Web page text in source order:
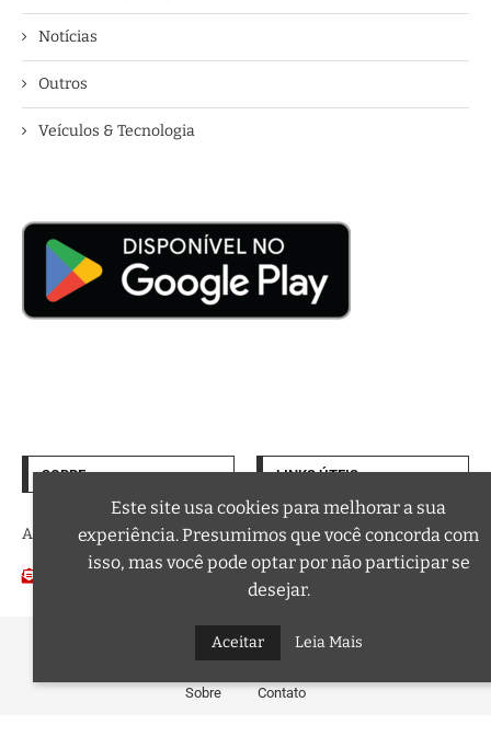
Notícias
Outros
Veículos & Tecnologia
SOBRE
A trilha sonora da sua vida
Email:
LINKS ÚTEIS
Termos de Uso
Política de Privacidade
Podcasts
@2026 – Todos os Direitos Reservados a Curta FM
Sobre Contato
Este site usa cookies para melhorar a sua
experiência. Presumimos que você concorda com
isso, mas você pode optar por não participar se
desejar.
Aceitar Leia Mais